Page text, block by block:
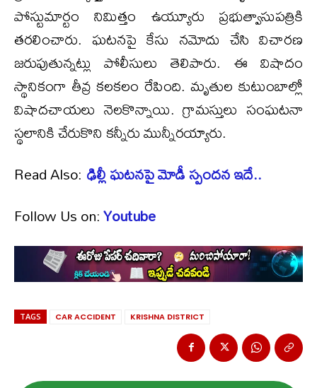
పోస్టుమార్టం నిమిత్తం ఉయ్యూరు ప్రభుత్వాసుపత్రికి
తరలించారు. ఘటనపై కేసు నమోదు చేసి విచారణ
జరుపుతున్నట్లు పోలీసులు తెలిపారు. ఈ విషాదం
స్థానికంగా తీవ్ర కలకలం రేపింది. మృతుల కుటుంబాల్లో
విషాదచాయలు నెలకొన్నాయి. గ్రామస్తులు సంఘటనా
స్థలానికి చేరుకొని కన్నీరు మున్నీరయ్యారు.
Read Also: ఢిల్లీ ఘటనపై మోడీ స్పందన ఇదే..
Follow Us on:Youtube
TAGS CAR ACCIDENT KRISHNA DISTRICT